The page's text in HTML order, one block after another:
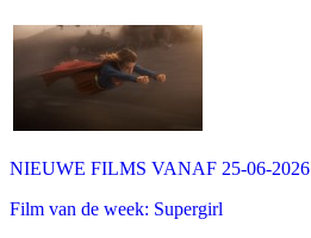
NIEUWE FILMS VANAF 25-06-2026
Film van de week: Supergirl